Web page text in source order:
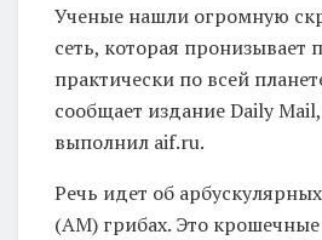
Ученые нашли огромную
сеть, которая пронизывает
практически по всей
сообщает издание Daily
выполнил aif.ru.
Речь идет об
(АМ) грибах. Это